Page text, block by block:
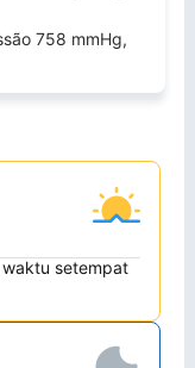
758 mmHg,
setempat